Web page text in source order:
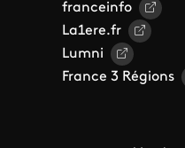
franceinfo
La1ere.fr
Lumni
France 3 Régions